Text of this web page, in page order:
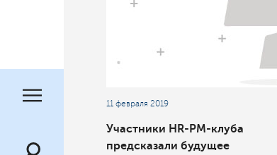
11 февраля 2019
Участники HR-PM-клуба
предсказали будущее